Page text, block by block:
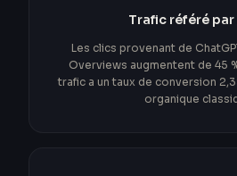
Trafic référé par
Les clics provenant de
Overviews augmentent de 45
trafic a un taux de conversion
organique